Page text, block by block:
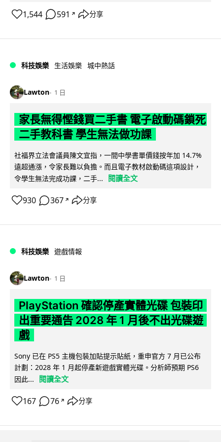
1,544 591 ↗ 分享
科技娛樂 生活娛樂 城中熱話
Lawton 1 日
家長無得慳錢買二手書 電子啟動碼鎖死
二手教科書 學生無法做功課
社福界立法會議員陳文宜指，一間中學書單價錢按年加 14.7%
遠超通漲，令家長難以負擔。而且電子教材啟動碼這項設計，
令學生無法完成功課，二手...
閱讀全文
930 367 ↗ 分享
科技娛樂 遊戲情報
Lawton 1 日
PlayStation 確認停產實體光碟 包裝印
出重要通告 2028 年 1 月後不出光碟遊
戲
Sony 已在 PS5 主機包裝加貼提示貼紙，重申官方 7 月已公布
計劃：2028 年 1 月起停產新遊戲實體光碟。分析師預期 PS6
因此...
閱讀全文
167 76 ↗ 分享